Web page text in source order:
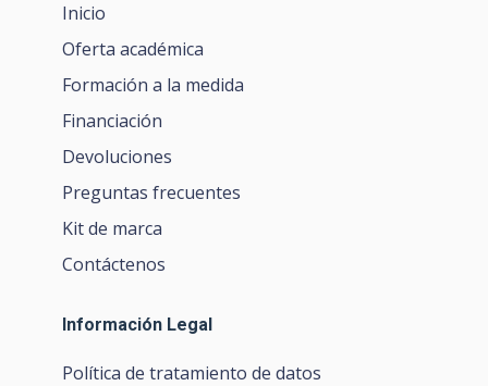
Inicio
Oferta académica
Formación a la medida
Financiación
Devoluciones
Preguntas frecuentes
Kit de marca
Contáctenos
Información Legal
Política de tratamiento de datos